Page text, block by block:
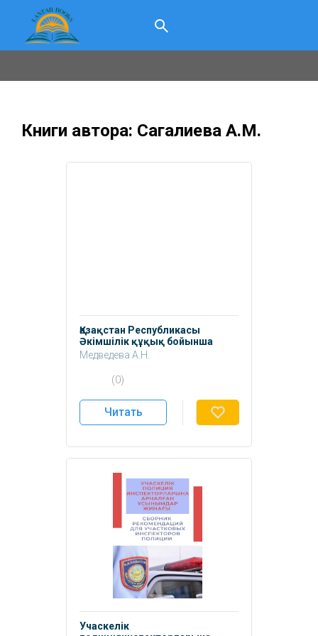
Книги автора: Сагалиева А.М.
Қазақстан Республикасы
Әкімшілік құқық бойынша
тапсырма жинағы.
Медведева А.Н.
Сагалиева А.М.
(0)
Читать
Учаскелік